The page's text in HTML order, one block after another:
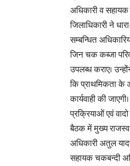
अधिकारी व सहायक
जिलाधिकारी ने
सम्बन्धित
जिन चक कब्जा
उपलब्ध कराए।
कि प्राथमिकता के
कार्यवाही की
प्रक्रियाओं एवं
बैठक में मुख्य
अधिकारी अतुल
सहायक चकबन्दी